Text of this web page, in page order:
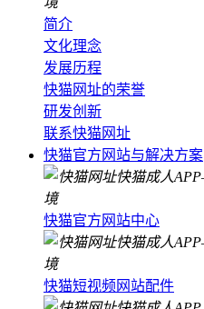
简介
文化理念
发展历程
快猫网址的荣誉
研发创新
联系快猫网址
快猫官方网站与解决方案
快猫官方网站中心
快猫短视频网站配件